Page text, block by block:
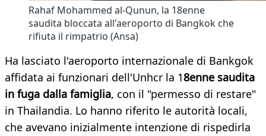
Rahaf Mohammed al-Qunun, la 18enne
saudita bloccata all'aeroporto di Bangkok che
rifiuta il rimpatrio (Ansa)
Ha lasciato l'aeroporto internazionale di Bankgok
affidata ai funzionari dell'Unhcr la 18enne saudita
in fuga dalla famiglia, con il "permesso di restare"
in Thailandia. Lo hanno riferito le autorità locali,
che avevano inizialmente intenzione di rispedirla